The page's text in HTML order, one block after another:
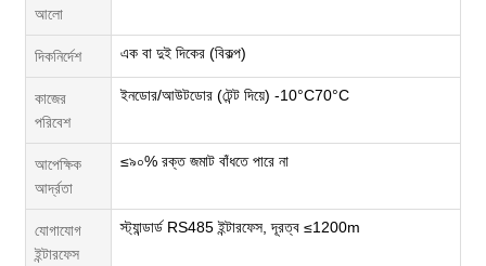
আলো
দিকনির্দেশ এক বা দুই দিকের (বিকল্প)
কাজের
পরিবেশ
ইনডোর/আউটডোর (টেন্ট দিয়ে) -10°C70°C
আপেক্ষিক
আর্দ্রতা
≤৯০% রক্ত জমাট বাঁধতে পারে না
যোগাযোগ
ইন্টারফেস
স্ট্যান্ডার্ড RS485 ইন্টারফেস, দূরত্ব ≤1200m